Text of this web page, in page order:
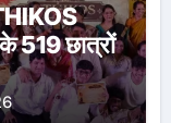
519 छात्रों